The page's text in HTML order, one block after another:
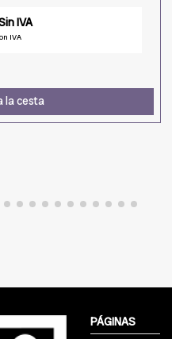
IVA
IVA
la cesta
PÁGINAS